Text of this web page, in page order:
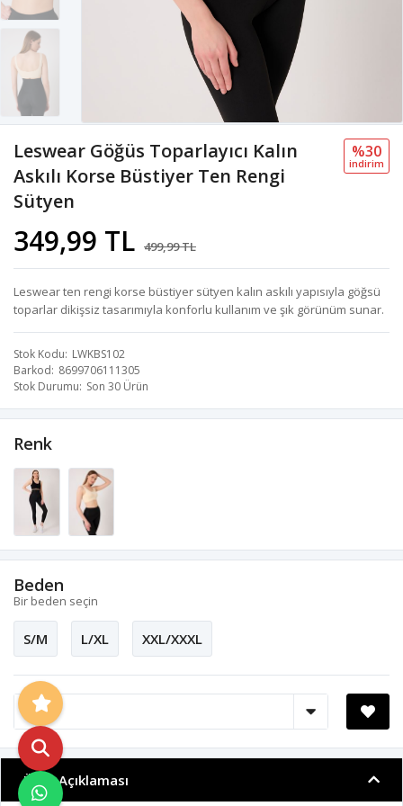
Leswear Göğüs Toparlayıcı Kalın
Askılı Korse Büstiyer Ten Rengi
Sütyen
349,99 TL 499,99 TL
%30
i̇ndi̇ri̇m
Leswear ten rengi korse büstiyer sütyen kalın askılı yapısıyla göğsü
toparlar dikişsiz tasarımıyla konforlu kullanım ve şık görünüm sunar.
Stok Kodu LWKBS102
Barkod 8699706111305
Stok Durumu Son 30 Ürün
Renk
Beden
Bir beden seçin
S/M L/XL XXL/XXXL
Ürün Açıklaması